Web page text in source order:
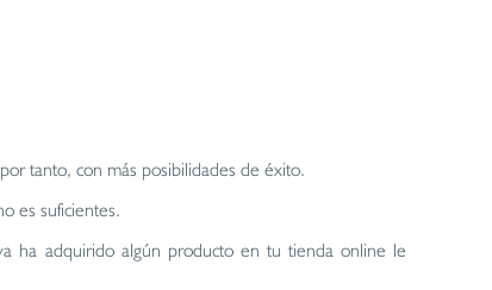
tanto, con más posibilidades de éxito.
es suficientes.
ha adquirido algún producto en tu tienda online le